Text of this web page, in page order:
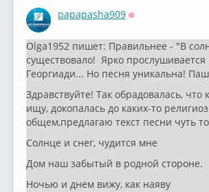
papapasha909
Olga1952 пишет: Правильнее - "В
существовало! Ярко
Георгиади... Но песня уникальна!
Здравствуйте! Так обрадовалась,
ищу, докопалась до каких-то
общем,предлагаю текст песни чуть
Солнце и снег, чудится мне
Дом наш забытый в родной стороне.
Ночью и днем вижу, как наяву